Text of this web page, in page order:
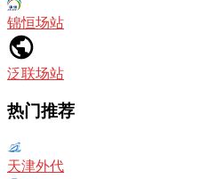
锦恒场站
泛联场站
热门推荐
天津外代